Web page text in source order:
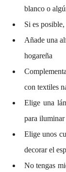
blanco o
Si es
Añade una
hogareña
con textiles
Elige una
para iluminar
Elige unos
decorar el
No tengas